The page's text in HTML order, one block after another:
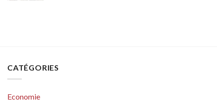
CATÉGORIES
Economie